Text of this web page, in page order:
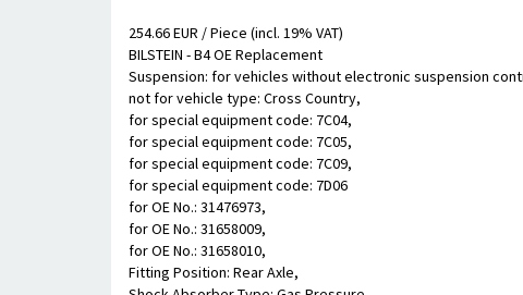
254.66 EUR / Piece (incl. 19% VAT)
BILSTEIN - B4 OE Replacement
Suspension: for vehicles without electronic suspension
not for vehicle type: Cross Country,
for special equipment code: 7C04,
for special equipment code: 7C05,
for special equipment code: 7C09,
for special equipment code: 7D06
for OE No.: 31476973,
for OE No.: 31658009,
for OE No.: 31658010,
Fitting Position: Rear Axle,